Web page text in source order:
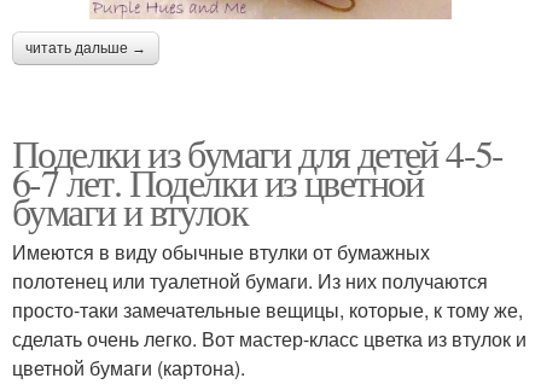
читать дальше →
Поделки из бумаги для детей 4-5-
6-7 лет. Поделки из цветной
бумаги и втулок
Имеются в виду обычные втулки от бумажных
полотенец или туалетной бумаги. Из них получаются
просто-таки замечательные вещицы, которые, к тому же,
сделать очень легко. Вот мастер-класс цветка из втулок и
цветной бумаги (картона).